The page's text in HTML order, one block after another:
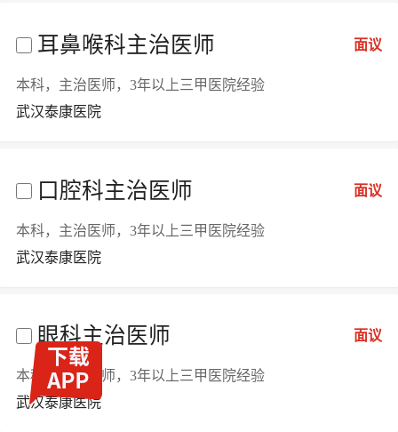
耳鼻喉科主治医师 面议
本科，主治医师，3年以上三甲医院经验
武汉泰康医院
口腔科主治医师 面议
本科，主治医师，3年以上三甲医院经验
武汉泰康医院
眼科主治医师 面议
本科，主治医师，3年以上三甲医院经验
武汉泰康医院